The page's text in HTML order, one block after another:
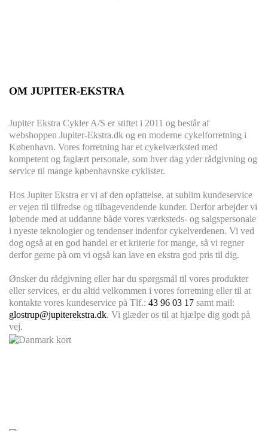
OM JUPITER-EKSTRA
Jupiter Ekstra Cykler A/S er stiftet i 2011 og består af
webshoppen Jupiter-Ekstra.dk og en moderne cykelforretning i
København. Vores forretning har et cykelværksted med
kompetent og faglært personale, som hver dag yder rådgivning og
service til mange københavnske cyklister.
Hos Jupiter Ekstra er vi af den opfattelse, at sublim kundeservice
er vejen til tilfredse og tilbagevendende kunder. Derfor arbejder vi
løbende med at uddanne både vores værksteds- og salgspersonale
i nyeste teknologier og tendenser indenfor cykelverdenen. Vi ved
dog også at en god handel er et kriterie for mange, så vi regner
derfor gerne på om vi også kan lave en ekstra god pris til dig.
Ønsker du rådgivning eller har du spørgsmål til vores produkter
eller services, er du altid velkommen i vores forretning eller til at
kontakte vores kundeservice på Tlf.: 43 96 03 17 samt mail:
glostrup@jupiterekstra.dk. Vi glæder os til at hjælpe dig godt på
vej.